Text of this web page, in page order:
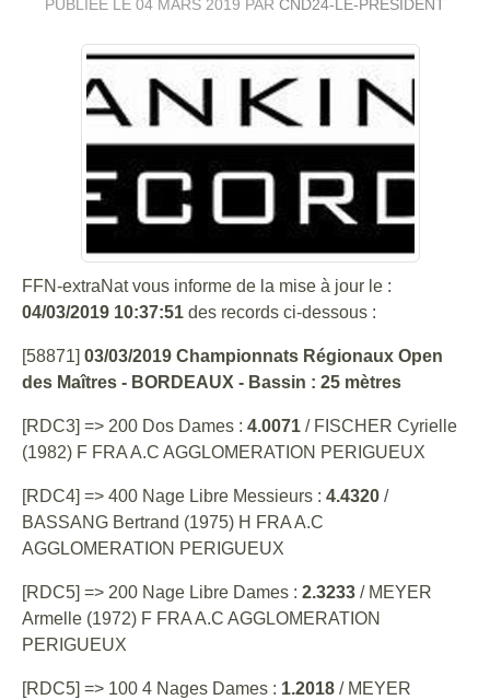
PUBLIÉE LE 04 MARS 2019 PAR CND24-LE-PRESIDENT
FFN-extraNat vous informe de la mise à jour le :
04/03/2019 10:37:51 des records ci-dessous :
[58871] 03/03/2019 Championnats Régionaux Open
des Maîtres - BORDEAUX - Bassin : 25 mètres
[RDC3] => 200 Dos Dames : 4.0071 / FISCHER Cyrielle
(1982) F FRA A.C AGGLOMERATION PERIGUEUX
[RDC4] => 400 Nage Libre Messieurs : 4.4320 /
BASSANG Bertrand (1975) H FRA A.C
AGGLOMERATION PERIGUEUX
[RDC5] => 200 Nage Libre Dames : 2.3233 / MEYER
Armelle (1972) F FRA A.C AGGLOMERATION
PERIGUEUX
[RDC5] => 100 4 Nages Dames : 1.2018 / MEYER